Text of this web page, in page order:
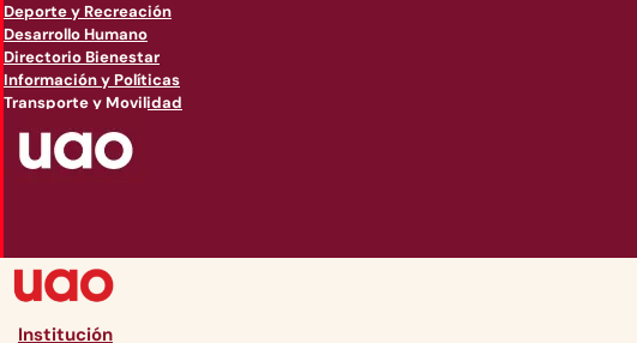
Deporte y Recreación
Desarrollo Humano
Directorio Bienestar
Información y Políticas
Transporte y Movilidad
Institución